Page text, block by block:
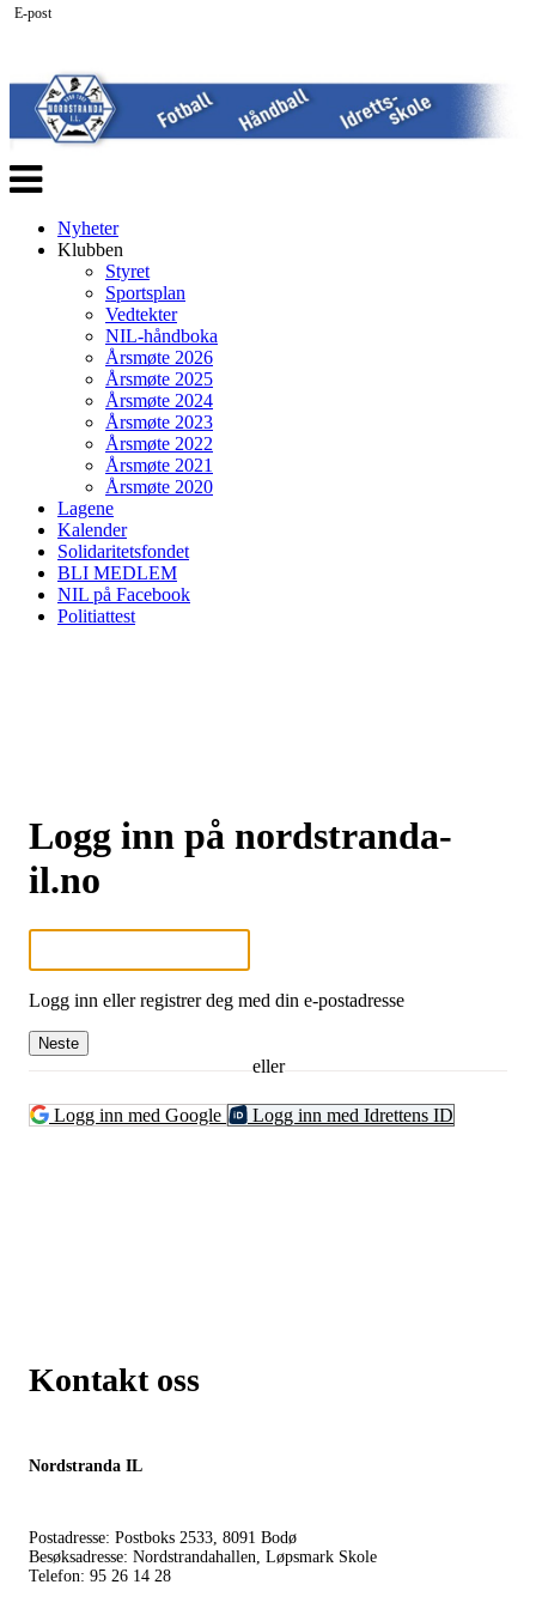
Veksle
navigasjon
Nyheter
Klubben
Styret
Sportsplan
Vedtekter
NIL-håndboka
Årsmøte 2026
Årsmøte 2025
Årsmøte 2024
Årsmøte 2023
Årsmøte 2022
Årsmøte 2021
Årsmøte 2020
Lagene
Kalender
Solidaritetsfondet
BLI MEDLEM
NIL på Facebook
Politiattest
Logg inn på nordstranda-
il.no
E-post
Logg inn eller registrer deg med din e-postadresse
Neste
eller
Logg inn med Google Logg inn med Idrettens ID
Kontakt oss
Nordstranda IL
Postadresse: Postboks 2533, 8091 Bodø
Besøksadresse: Nordstrandahallen, Løpsmark Skole
Telefon: 95 26 14 28